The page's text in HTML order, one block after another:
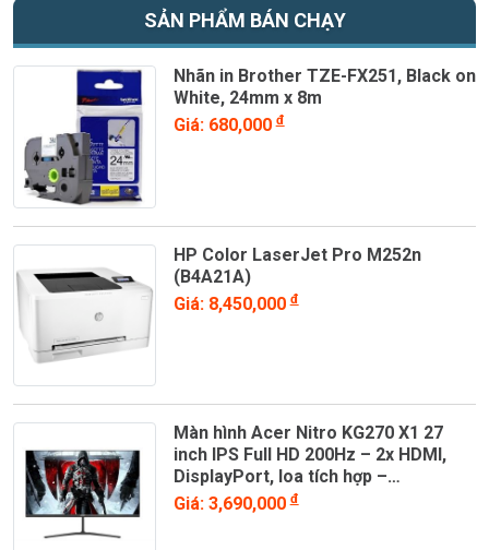
SẢN PHẨM BÁN CHẠY
Nhãn in Brother TZE-FX251, Black on
White, 24mm x 8m
Giá: 680,000đ
HP Color LaserJet Pro M252n
(B4A21A)
Giá: 8,450,000đ
Màn hình Acer Nitro KG270 X1 27
inch IPS Full HD 200Hz – 2x HDMI,
DisplayPort, loa tích hợp –
UM.HX0SV.101
Giá: 3,690,000đ